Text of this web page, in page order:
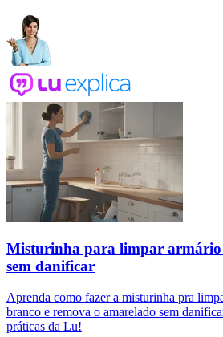
Misturinha para limpar armário
sem danificar
Aprenda como fazer a misturinha pra
branco e remova o amarelado sem
práticas da Lu!